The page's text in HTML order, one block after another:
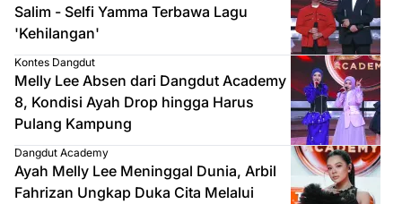
Salim - Selfi Yamma Terbawa Lagu
'Kehilangan'
Kontes Dangdut
Melly Lee Absen dari Dangdut Academy
8, Kondisi Ayah Drop hingga Harus
Pulang Kampung
Dangdut Academy
Ayah Melly Lee Meninggal Dunia, Arbil
Fahrizan Ungkap Duka Cita Melalui